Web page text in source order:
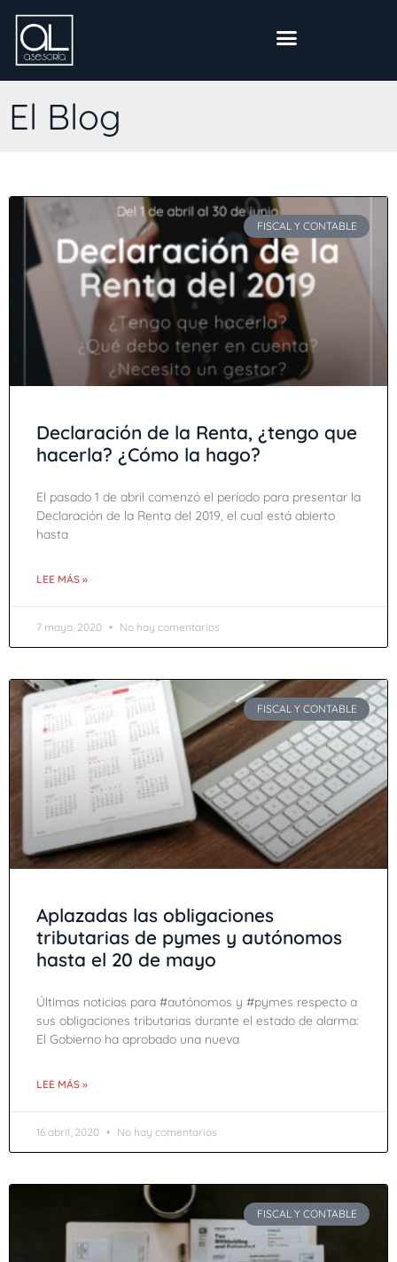
El Blog
FISCAL Y CONTABLE
Declaración de la Renta, ¿tengo que
hacerla? ¿Cómo la hago?
El pasado 1 de abril comenzó el período para presentar la
Declaración de la Renta del 2019, el cual está abierto
hasta
LEE MÁS »
7 mayo, 2020 No hay comentarios
FISCAL Y CONTABLE
Aplazadas las obligaciones
tributarias de pymes y autónomos
hasta el 20 de mayo
Últimas noticias para #autónomos y #pymes respecto a
sus obligaciones tributarias durante el estado de alarma:
El Gobierno ha aprobado una nueva
LEE MÁS »
16 abril, 2020 No hay comentarios
FISCAL Y CONTABLE